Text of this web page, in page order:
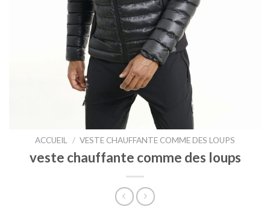
ACCUEIL / VESTE CHAUFFANTE COMME DES LOUPS
veste chauffante comme des loups